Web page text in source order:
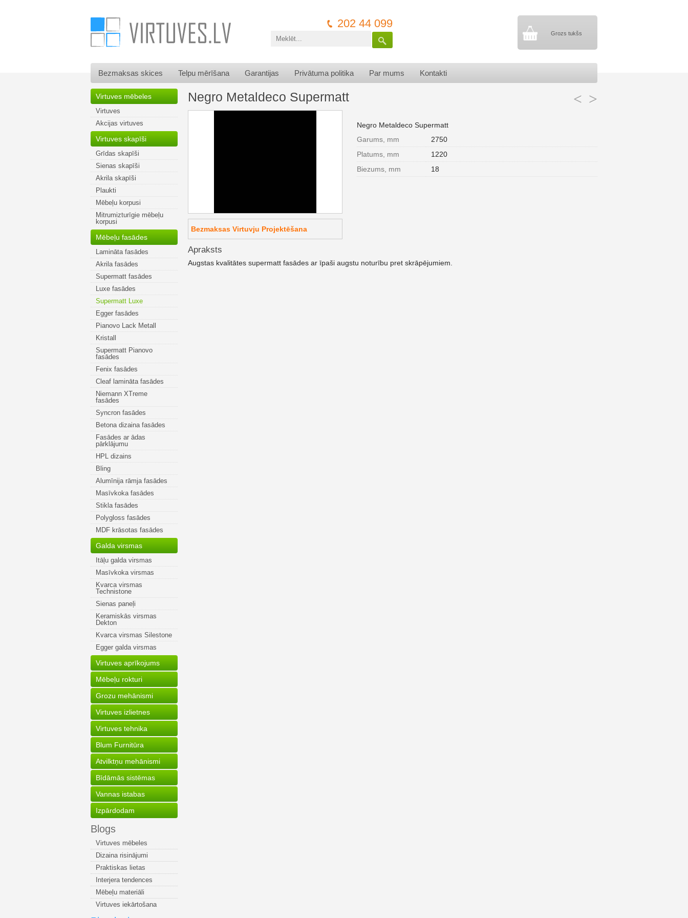
Grozs tukšs
202 44 099
Bezmaksas skices Telpu mērīšana Garantijas Privātuma politika Par mums Kontakti
Virtuves mēbeles
Virtuves
Akcijas virtuves
Virtuves skapīši
Grīdas skapīši
Sienas skapīši
Akrila skapīši
Plaukti
Mēbeļu korpusi
Mitrumizturīgie mēbeļu
korpusi
Mēbeļu fasādes
Lamināta fasādes
Akrila fasādes
Supermatt fasādes
Luxe fasādes
Supermatt Luxe
Egger fasādes
Pianovo Lack Metall
Kristall
Supermatt Pianovo
fasādes
Fenix fasādes
Cleaf lamināta fasādes
Niemann XTreme
fasādes
Syncron fasādes
Betona dizaina fasādes
Fasādes ar ādas
pārklājumu
HPL dizains
Bling
Alumīnija rāmja fasādes
Masīvkoka fasādes
Stikla fasādes
Polygloss fasādes
MDF krāsotas fasādes
Galda virsmas
Itāļu galda virsmas
Masīvkoka virsmas
Kvarca virsmas
Technistone
Sienas paneļi
Keramiskās virsmas
Dekton
Kvarca virsmas Silestone
Egger galda virsmas
Virtuves aprīkojums
Mēbeļu rokturi
Grozu mehānismi
Virtuves izlietnes
Virtuves tehnika
Blum Furnitūra
Atvilktņu mehānismi
Bīdāmās sistēmas
Vannas istabas
Izpārdodam
Blogs
Virtuves mēbeles
Dizaina risinājumi
Praktiskas lietas
Interjera tendences
Mēbeļu materiāli
Virtuves iekārtošana
Negro Metaldeco Supermatt < >
Bezmaksas Virtuvju Projektēšana
Negro Metaldeco Supermatt
Garums, mm
2750
Platums, mm
1220
Biezums, mm
18
Apraksts
Augstas kvalitātes supermatt fasādes ar īpaši augstu noturību pret skrāpējumiem.